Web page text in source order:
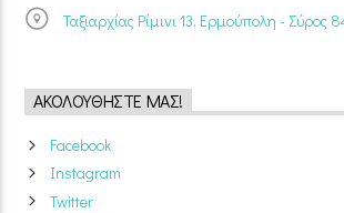
Ταξιαρχίας Ρίμινι 13, Ερμούπολη - Σύρος
ΑΚΟΛΟΥΘΉΣΤΕ ΜΑΣ!
Facebook
Instagram
Twitter